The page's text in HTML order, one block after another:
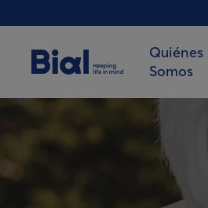
Quiénes
Somos